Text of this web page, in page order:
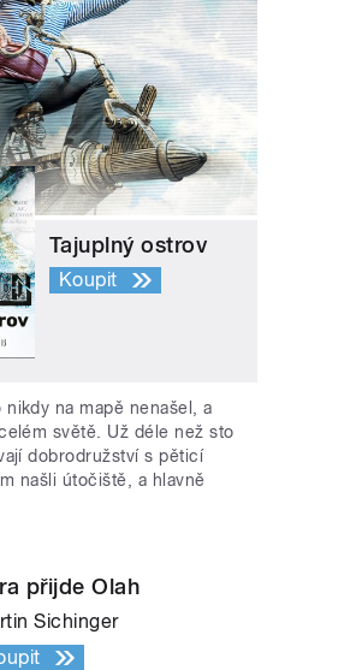
Tajuplný ostrov
Koupit
na mapě nenašel, a
světě. Už déle než sto
dobrodružství s pěticí
našli útočiště, a hlavně
přijde Olah
Sichinger